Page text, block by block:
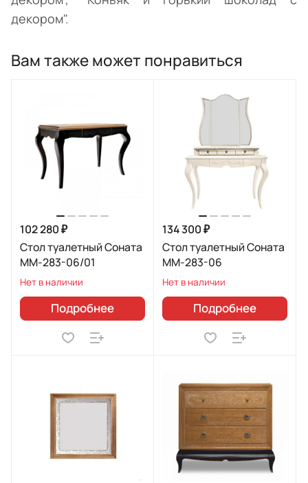
декором".
Вам также может понравиться
102 280 ₽
Стол туалетный Соната
ММ-283-06/01
Нет в наличии
Подробнее
134 300 ₽
Стол туалетный Соната
ММ-283-06
Нет в наличии
Подробнее